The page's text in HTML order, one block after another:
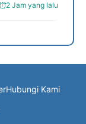
2 Jam yang lalu
Hubungi Kami